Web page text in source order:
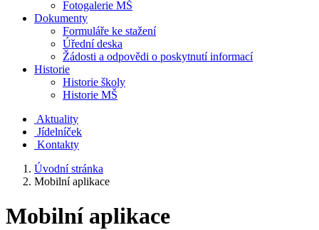
Fotogalerie MŠ
Dokumenty
Formuláře ke stažení
Úřední deska
Žádosti a odpovědi o poskytnutí informací
Historie
Historie školy
Historie MŠ
Aktuality
Jídelníček
Kontakty
Úvodní stránka
Mobilní aplikace
Mobilní aplikace